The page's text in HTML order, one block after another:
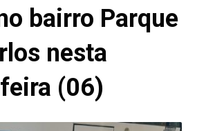
bairro Parque
nesta
(06)